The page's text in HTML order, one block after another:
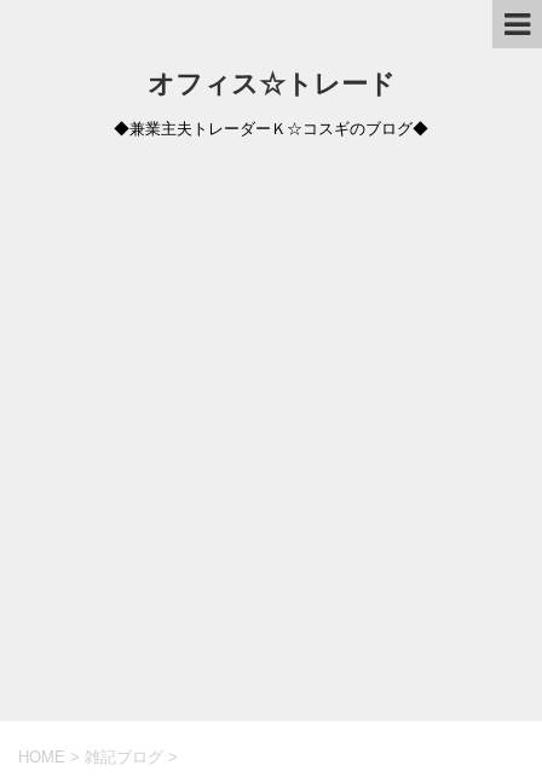
オフィス☆トレード
◆兼業主夫トレーダーＫ☆コスギのブログ◆
HOME > 雑記ブログ >